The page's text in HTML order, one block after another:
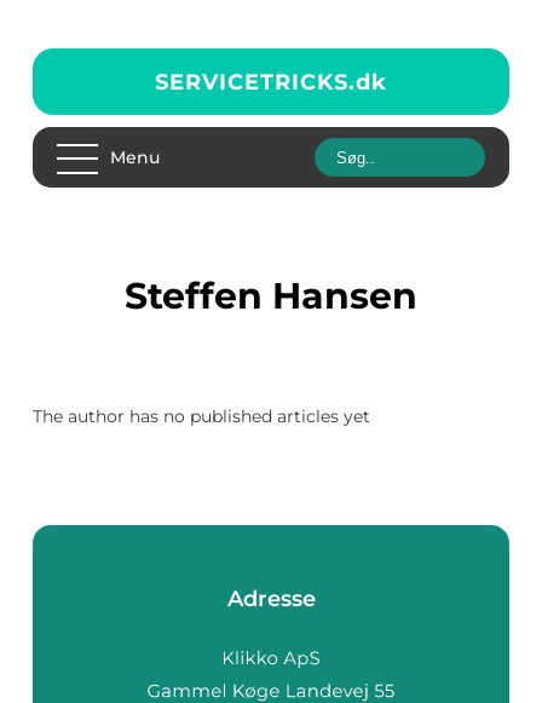
SERVICETRICKS.dk
Menu
Steffen Hansen
The author has no published articles yet
Adresse